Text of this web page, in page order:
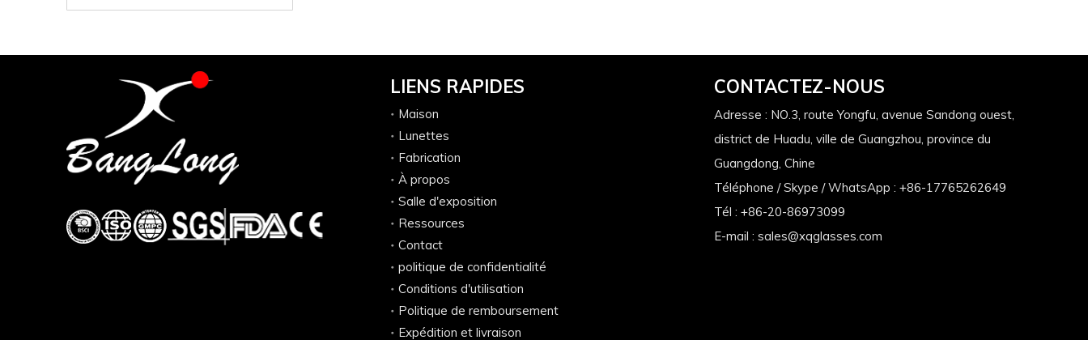
LIENS RAPIDES
Maison
Lunettes
Fabrication
À propos
Salle d'exposition
Ressources
Contact
politique de confidentialité
Conditions d'utilisation
Politique de remboursement
Expédition et livraison
CONTACTEZ-NOUS
Adresse : NO.3, route Yongfu, avenue Sandong ouest,
district de Huadu, ville de Guangzhou, province du
Guangdong, Chine
Téléphone / Skype / WhatsApp : +86-17765262649
Tél : +86-20-86973099
E-mail : sales@xqglasses.com